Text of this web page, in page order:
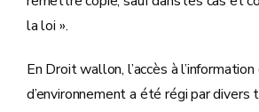
la loi ».
En Droit wallon, l’accès à
d’environnement a été régi par divers